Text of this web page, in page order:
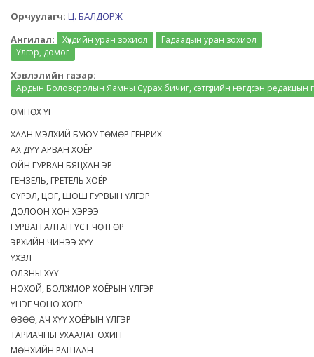
Орчуулагч: Ц. БАЛДОРЖ
Ангилал:
Хүүхдийн уран зохиол
Гадаадын уран зохиол
Үлгэр, домог
Хэвлэлийн газар:
Ардын Боловсролын Яамны Сурах бичиг, сэтгүүлийн нэгдсэн редакцын
ӨМНӨХ ҮГ
ХААН МЭЛХИЙ БУЮУ ТӨМӨР ГЕНРИХ
АХ ДҮҮ АРВАН ХОЁР
ОЙН ГУРВАН БЯЦХАН ЭР
ГЕНЗЕЛЬ, ГРЕТЕЛЬ ХОЁР
СҮРЭЛ, ЦОГ, ШОШ ГУРВЫН ҮЛГЭР
ДОЛООН ХОН ХЭРЭЭ
ГУРВАН АЛТАН ҮСТ ЧӨТГӨР
ЭРХИЙН ЧИНЭЭ ХҮҮ
ҮХЭЛ
ОЛЗНЫ ХҮҮ
НОХОЙ, БОЛЖМОР ХОЁРЫН ҮЛГЭР
ҮНЭГ ЧОНО ХОЁР
ӨВӨӨ, АЧ ХҮҮ ХОЁРЫН ҮЛГЭР
ТАРИАЧНЫ УХААЛАГ ОХИН
МӨНХИЙН РАШААН